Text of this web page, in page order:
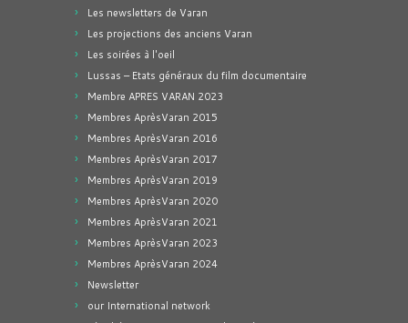
Les newsletters de Varan
Les projections des anciens Varan
Les soirées à l'oeil
Lussas – Etats généraux du film documentaire
Membre APRES VARAN 2023
Membres AprèsVaran 2015
Membres AprèsVaran 2016
Membres AprèsVaran 2017
Membres AprèsVaran 2019
Membres AprèsVaran 2020
Membres AprèsVaran 2021
Membres AprèsVaran 2023
Membres AprèsVaran 2024
Newsletter
our International network